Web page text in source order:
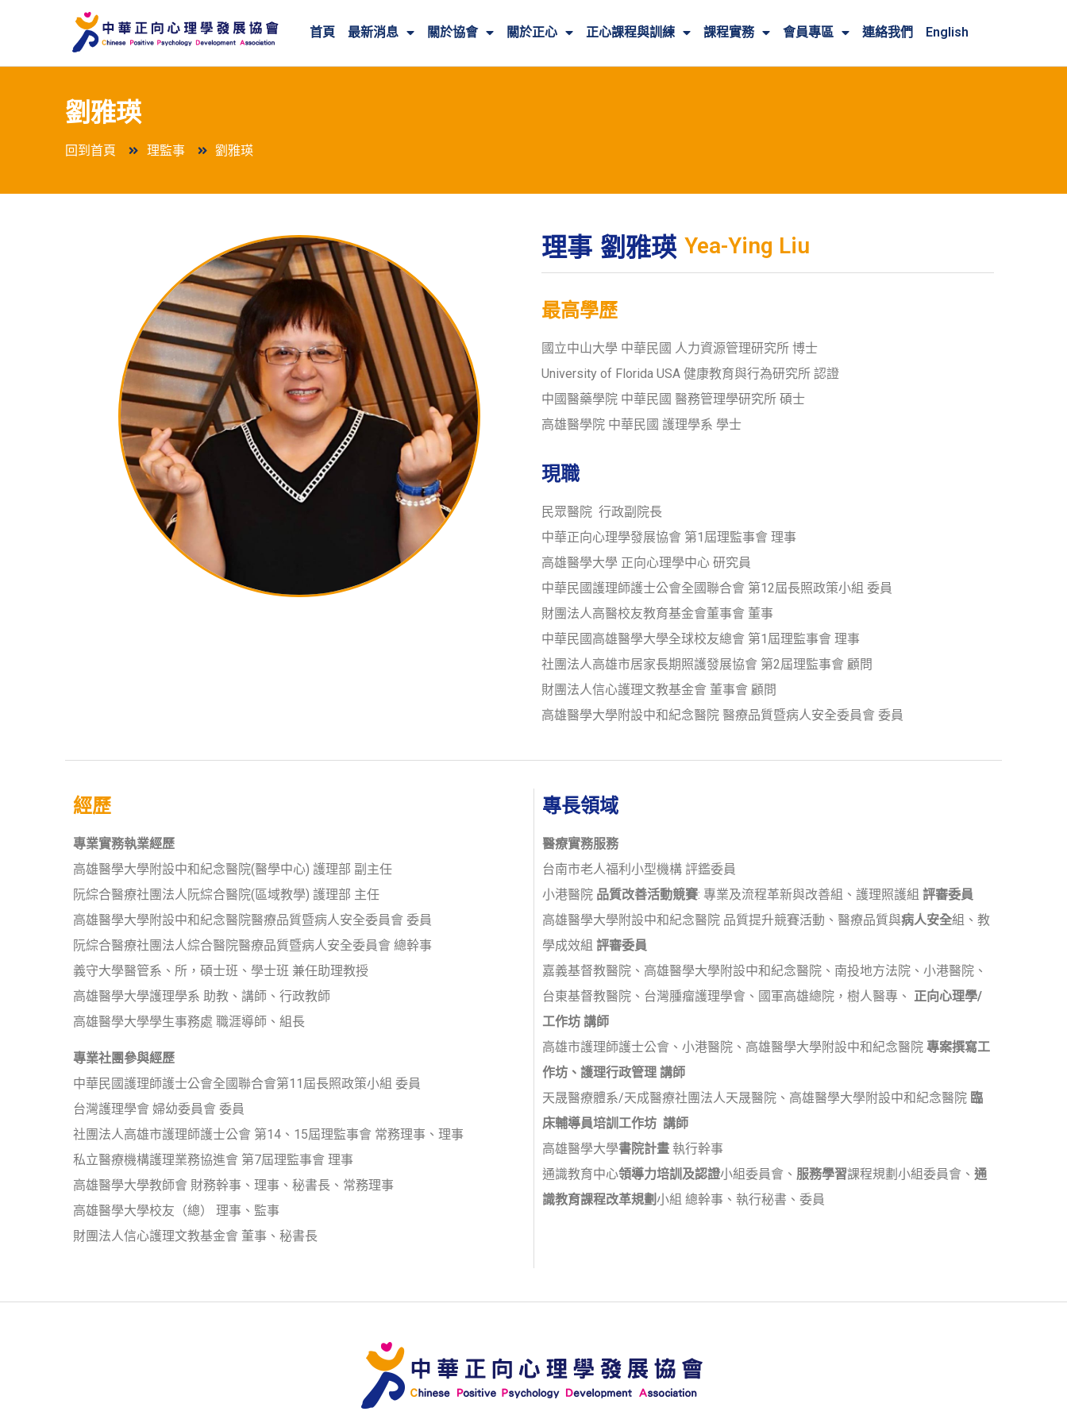
首頁 最新消息 關於協會 關於正心 正心課程與訓練 課程實務 會員專區 連絡我們 English
劉雅瑛
回到首頁 理監事 劉雅瑛
理事 劉雅瑛 Yea-Ying Liu
最高學歷
國立中山大學 中華民國 人力資源管理研究所 博士
University of Florida USA 健康教育與行為研究所 認證
中國醫藥學院 中華民國 醫務管理學研究所 碩士
高雄醫學院 中華民國 護理學系 學士
現職
民眾醫院 行政副院長
中華正向心理學發展協會 第1屆理監事會 理事
高雄醫學大學 正向心理學中心 研究員
中華民國護理師護士公會全國聯合會 第12屆長照政策小組 委員
財團法人高醫校友教育基金會董事會 董事
中華民國高雄醫學大學全球校友總會 第1屆理監事會 理事
社團法人高雄市居家長期照護發展協會 第2屆理監事會 顧問
財團法人信心護理文教基金會 董事會 顧問
高雄醫學大學附設中和紀念醫院 醫療品質暨病人安全委員會 委員
經歷
專業實務執業經歷
高雄醫學大學附設中和紀念醫院(醫學中心) 護理部 副主任
阮綜合醫療社團法人阮綜合醫院(區域教學) 護理部 主任
高雄醫學大學附設中和紀念醫院醫療品質暨病人安全委員會 委員
阮綜合醫療社團法人綜合醫院醫療品質暨病人安全委員會 總幹事
義守大學醫管系、所，碩士班、學士班 兼任助理教授
高雄醫學大學護理學系 助教、講師、行政教師
高雄醫學大學學生事務處 職涯導師、組長
專業社團參與經歷
中華民國護理師護士公會全國聯合會第11屆長照政策小組 委員
台灣護理學會 婦幼委員會 委員
社團法人高雄市護理師護士公會 第14、15屆理監事會 常務理事、理事
私立醫療機構護理業務協進會 第7屆理監事會 理事
高雄醫學大學教師會 財務幹事、理事、秘書長、常務理事
高雄醫學大學校友（總） 理事、監事
財團法人信心護理文教基金會 董事、秘書長
專長領域
醫療實務服務
台南市老人福利小型機構 評鑑委員
小港醫院 品質改善活動競賽: 專業及流程革新與改善組、護理照護組 評審委員
高雄醫學大學附設中和紀念醫院 品質提升競賽活動、醫療品質與病人安全組、教
學成效組 評審委員
嘉義基督教醫院、高雄醫學大學附設中和紀念醫院、南投地方法院、小港醫院、
台東基督教醫院、台灣腫瘤護理學會、國軍高雄總院，樹人醫專、 正向心理學/
工作坊 講師
高雄市護理師護士公會、小港醫院、高雄醫學大學附設中和紀念醫院 專案撰寫工
作坊、護理行政管理 講師
天晟醫療體系/天成醫療社團法人天晟醫院、高雄醫學大學附設中和紀念醫院 臨
床輔導員培訓工作坊 講師
高雄醫學大學書院計畫 執行幹事
通識教育中心領導力培訓及認證小組委員會、 服務學習課程規劃小組委員會、 通
識教育課程改革規劃小組 總幹事、執行秘書、委員